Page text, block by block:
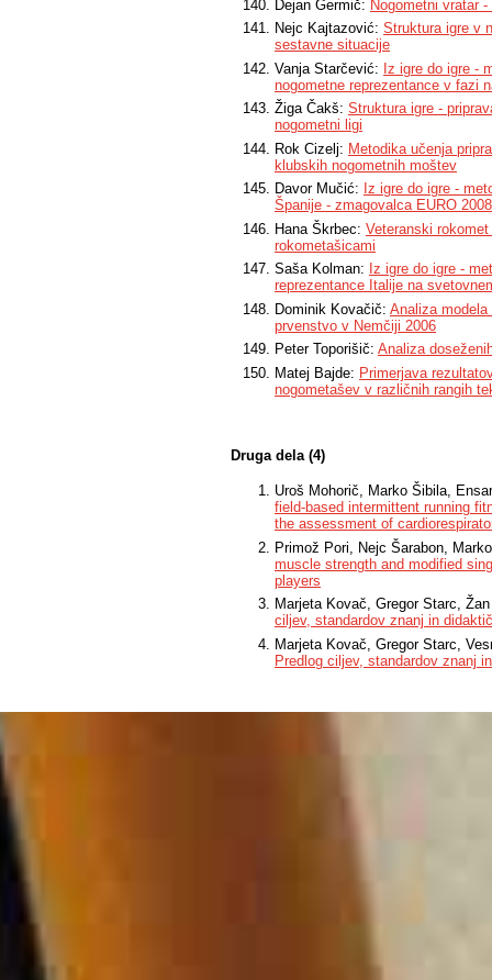
Dejan Germič: Nogometni vratar
Nejc Kajtazović: Struktura igre v
sestavne situacije
Vanja Starčević: Iz igre do igre -
nogometne reprezentance v fazi
Žiga Čakš: Struktura igre -
nogometni ligi
Rok Cizelj: Metodika učenja
klubskih nogometnih moštev
Davor Mučić: Iz igre do igre -
Španije - zmagovalca EURO 2008
Hana Škrbec: Veteranski
rokometašicami
Saša Kolman: Iz igre do igre -
reprezentance Italije na
Dominik Kovačič: Analiza
prvenstvo v Nemčiji 2006
Peter Toporišič: Analiza
Matej Bajde: Primerjava
nogometašev v različnih rangih
Druga dela (4)
Uroš Mohorič, Marko Šibila,
field-based intermittent running
the assessment of
Primož Pori, Nejc Šarabon,
muscle strength and modified
players
Marjeta Kovač, Gregor Starc,
ciljev, standardov znanj in
Marjeta Kovač, Gregor Starc,
Predlog ciljev, standardov znanj